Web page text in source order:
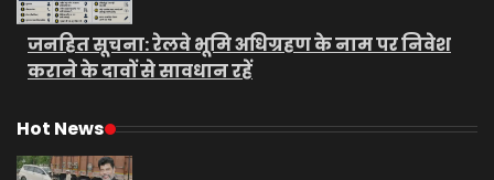
जनहित सूचना: रेलवे भूमि अधिग्रहण के नाम पर निवेश
कराने के दावों से सावधान रहें
Hot News